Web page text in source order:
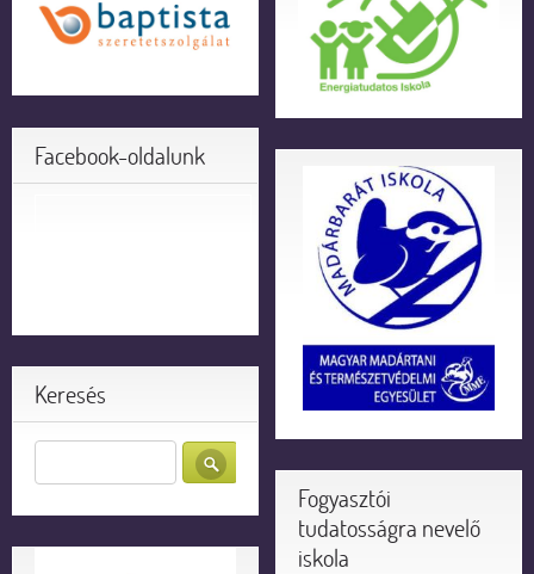
Facebook-oldalunk
Keresés
Fogyasztói
tudatosságra nevelő
iskola